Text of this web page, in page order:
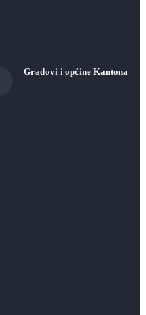
Gradovi i općine Kantona